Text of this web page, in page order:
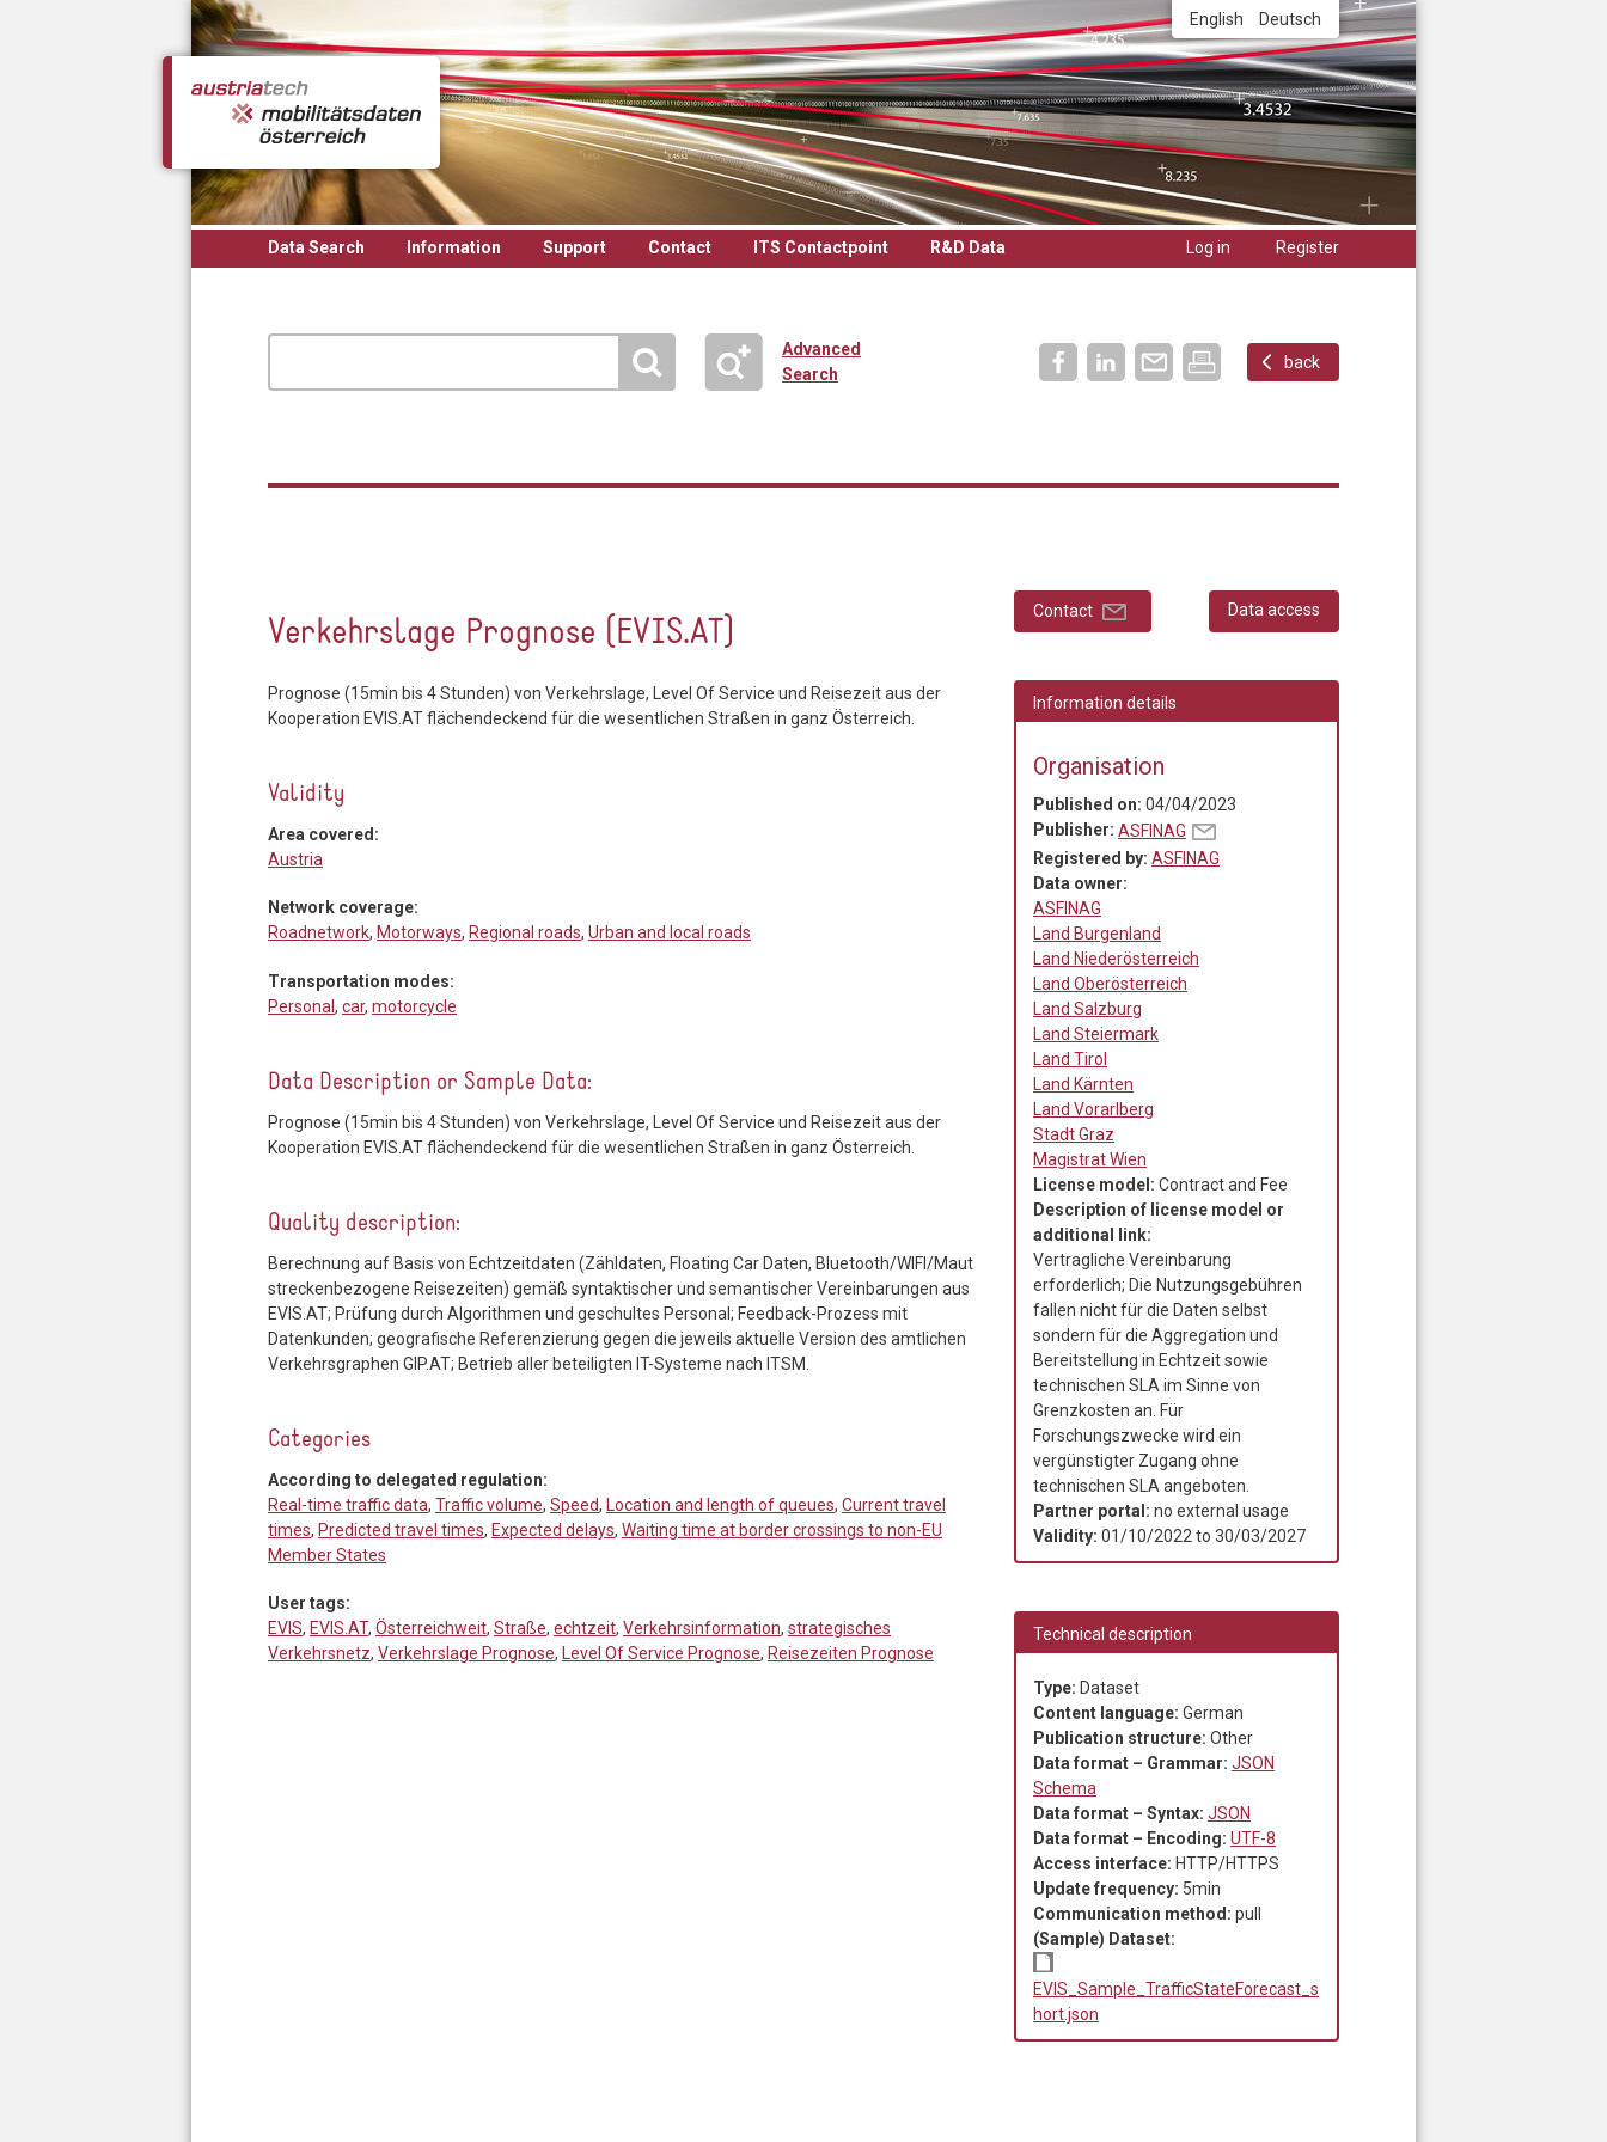
English Deutsch
Data Search Information Support Contact ITS Contactpoint R&D Data Log in Register
Advanced
Search
back
Verkehrslage Prognose (EVIS.AT)
Prognose (15min bis 4 Stunden) von Verkehrslage, Level Of Service und Reisezeit aus der
Kooperation EVIS.AT flächendeckend für die wesentlichen Straßen in ganz Österreich.
Validity
Area covered:
Austria
Network coverage:
Roadnetwork, Motorways, Regional roads, Urban and local roads
Transportation modes:
Personal , car, motorcycle
Data Description or Sample Data:
Prognose (15min bis 4 Stunden) von Verkehrslage, Level Of Service und Reisezeit aus der
Kooperation EVIS.AT flächendeckend für die wesentlichen Straßen in ganz Österreich.
Quality description:
Berechnung auf Basis von Echtzeitdaten (Zähldaten, Floating Car Daten, Bluetooth/WIFI/Maut
streckenbezogene Reisezeiten) gemäß syntaktischer und semantischer Vereinbarungen aus
EVIS.AT; Prüfung durch Algorithmen und geschultes Personal; Feedback-Prozess mit
Datenkunden; geografische Referenzierung gegen die jeweils aktuelle Version des amtlichen
Verkehrsgraphen GIP.AT; Betrieb aller beteiligten IT-Systeme nach ITSM.
Categories
According to delegated regulation:
Real-time traffic data, Traffic volume, Speed, Location and length of queues, Current travel
times, Predicted travel times, Expected delays, Waiting time at border crossings to non-EU
Member States
User tags:
EVIS, EVIS.AT, Österreichweit, Straße, echtzeit, Verkehrsinformation, strategisches
Verkehrsnetz, Verkehrslage Prognose, Level Of Service Prognose, Reisezeiten Prognose
Contact Data access
Information details
Organisation
Published on:04/04/2023
Publisher:ASFINAG
Registered by:ASFINAG
Data owner:
ASFINAG
Land Burgenland
Land Niederösterreich
Land Oberösterreich
Land Salzburg
Land Steiermark
Land Tirol
Land Kärnten
Land Vorarlberg
Stadt Graz
Magistrat Wien
License model:Contract and Fee
Description of license model or
additional link:
Vertragliche Vereinbarung
erforderlich; Die Nutzungsgebühren
fallen nicht für die Daten selbst
sondern für die Aggregation und
Bereitstellung in Echtzeit sowie
technischen SLA im Sinne von
Grenzkosten an. Für
Forschungszwecke wird ein
vergünstigter Zugang ohne
technischen SLA angeboten.
Partner portal:no external usage
Validity:01/10/2022 to30/03/2027
Technical description
Type:Dataset
Content language:German
Publication structure:Other
Data format – Grammar:JSON
Schema
Data format – Syntax:JSON
Data format – Encoding:UTF-8
Access interface:HTTP/HTTPS
Update frequency: 5min
Communication method:pull
(Sample) Dataset:
EVIS_Sample_TrafficStateForecast_s
hort.json